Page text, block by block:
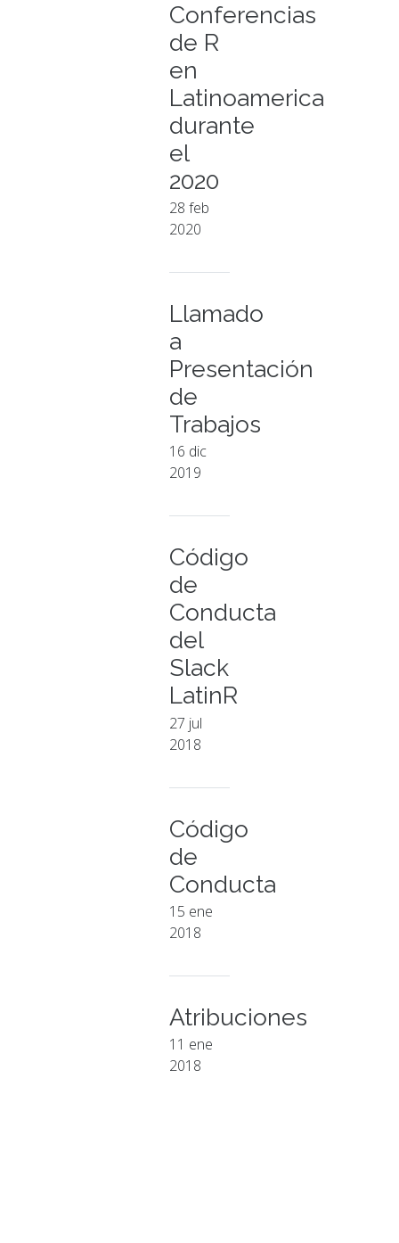
Conferencias
de R
en
Latinoamerica
durante
el
2020
28 feb
2020
Llamado
a
Presentación
de
Trabajos
16 dic
2019
Código
de
Conducta
del
Slack
LatinR
27 jul
2018
Código
de
Conducta
15 ene
2018
Atribuciones
11 ene
2018